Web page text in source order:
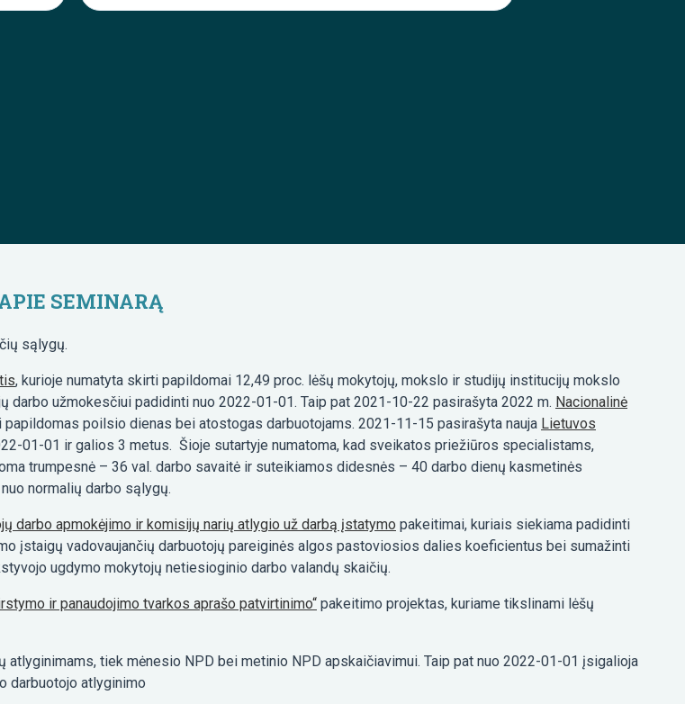
SEMINARĄ
sąlygų.
, kurioje numatyta skirti papildomai 12,49 proc. lėšų mokytojų, mokslo ir studijų institucijų mokslo
darbo užmokesčiui padidinti nuo 2022-01-01. Taip pat 2021-10-22 pasirašyta 2022 m. Nacionalinė
poilsio dienas bei atostogas darbuotojams. 2021-11-15 pasirašyta nauja Lietuvos
01-01 ir galios 3 metus. Šioje sutartyje numatoma, kad sveikatos priežiūros specialistams,
trumpesnė – 36 val. darbo savaitė ir suteikiamos didesnės – 40 darbo dienų kasmetinės
normalių darbo sąlygų.
darbo apmokėjimo ir komisijų narių atlygio už darbą įstatymo pakeitimai, kuriais siekiama padidinti
įstaigų vadovaujančių darbuotojų pareiginės algos pastoviosios dalies koeficientus bei sumažinti
ugdymo mokytojų netiesioginio darbo valandų skaičių.
ir panaudojimo tvarkos aprašo patvirtinimo“ pakeitimo projektas, kuriame tikslinami lėšų
atlyginimams, tiek mėnesio NPD bei metinio NPD apskaičiavimui. Taip pat nuo 2022-01-01 įsigalioja
darbuotojo atlyginimo